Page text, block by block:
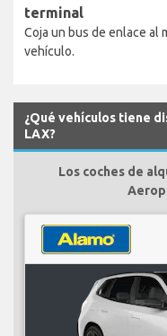
terminal
Coja un bus de enlace al
vehículo.
¿Qué vehículos tiene
LAX?
Los coches de